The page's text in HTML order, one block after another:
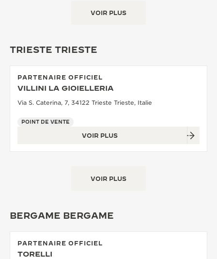
VOIR PLUS
TRIESTE TRIESTE
PARTENAIRE OFFICIEL
VILLINI LA GIOIELLERIA
Via S. Caterina, 7, 34122 Trieste Trieste, Italie
POINT DE VENTE
VOIR PLUS
VOIR PLUS
BERGAME BERGAME
PARTENAIRE OFFICIEL
TORELLI